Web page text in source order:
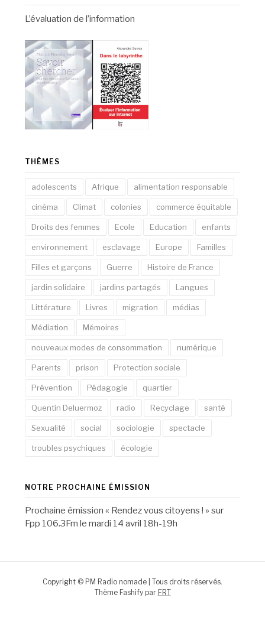
L’évaluation de l’information
THÈMES
adolescents Afrique alimentation responsable
cinéma Climat colonies commerce équitable
Droits des femmes Ecole Education enfants
environnement esclavage Europe Familles
Filles et garçons Guerre Histoire de France
jardin solidaire jardins partagés Langues
Littérature Livres migration médias
Médiation Mémoires
nouveaux modes de consommation numérique
Parents prison Protection sociale
Prévention Pédagogie quartier
Quentin Deluermoz radio Recyclage santé
Sexualité social sociologie spectacle
troubles psychiques écologie
NOTRE PROCHAINE ÉMISSION
Prochaine émission « Rendez vous citoyens ! » sur
Fpp 106.3Fm le mardi 14 avril 18h-19h
Copyright © PM Radio nomade | Tous droits réservés.
Thème Fashify par FRT